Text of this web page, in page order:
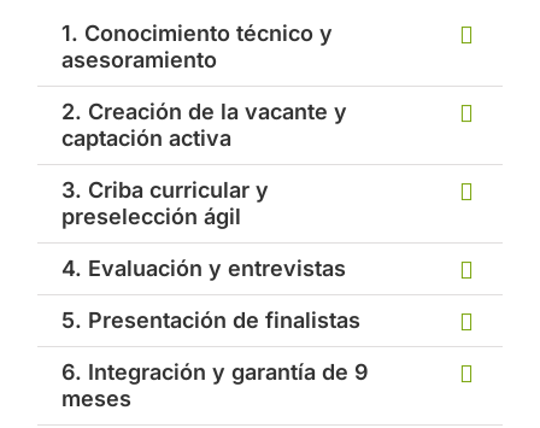
1. Conocimiento técnico y
asesoramiento
2. Creación de la vacante y
captación activa
3. Criba curricular y
preselección ágil
4. Evaluación y entrevistas
5. Presentación de finalistas
6. Integración y garantía de 9
meses